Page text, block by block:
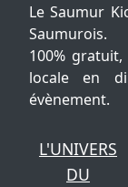
Le Saumur
Saumurois.
100%
locale en
évènement.
L'UNIVERS
DU